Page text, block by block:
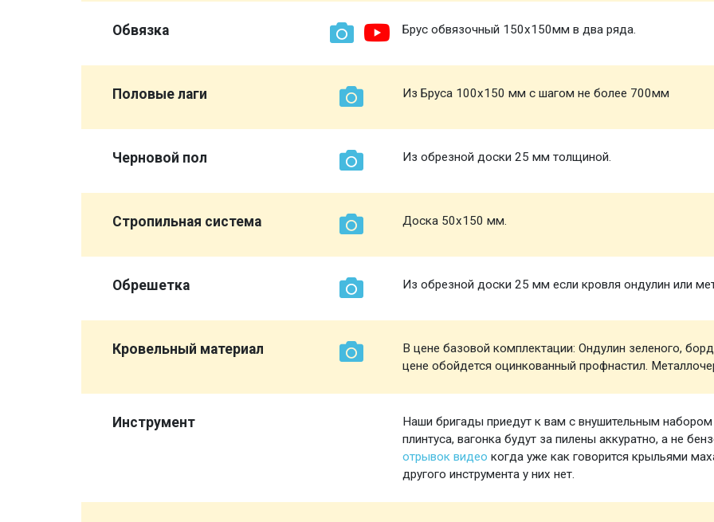
Обвязка Брус обвязочный 150х150мм в два ряда.
Половые лаги Из Бруса 100х150 мм с шагом не более 700мм
Черновой пол Из обрезной доски 25 мм толщиной.
Стропильная система Доска 50х150 мм.
Обрешетка Из обрезной доски 25 мм если кровля ондулин или
Кровельный материал
В цене базовой комплектации: Ондулин зеленого,
цене обойдется оцинкованный профнастил.
Инструмент
Наши бригады приедут к вам с внушительным набором
плинтуса, вагонка будут за пилены аккуратно, а не
отрывок видео когда уже как говорится крыльями
другого инструмента у них нет.